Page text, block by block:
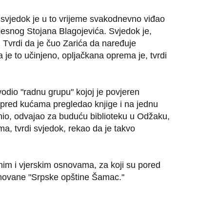
je u to vrijeme svakodnevno viđao
Stojana Blagojevića. Svjedok je,
da je čuo Zarića da naređuje
to učinjeno, opljačkana oprema je, tvrdi
"radnu grupu" kojoj je povjeren
kućama pregledao knjige i na jednu
odvajao za buduću biblioteku u Odžaku,
tvrdi svjedok, rekao da je takvo
i vjerskim osnovama, za koji su pored
"Srpske opštine Šamac."